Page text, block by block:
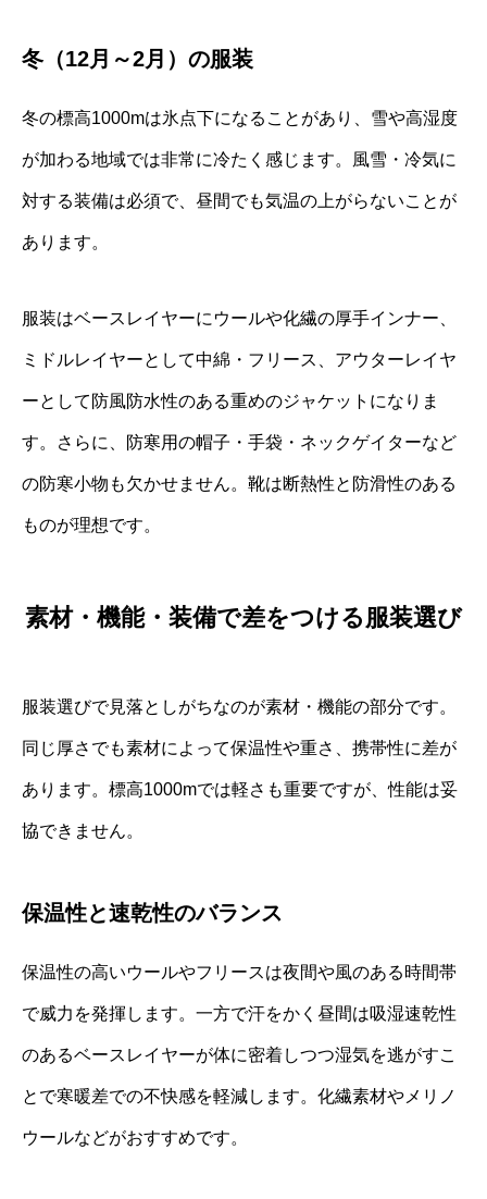
冬（12月～2月）の服装
冬の標高1000mは氷点下になることがあり、雪や高湿度
が加わる地域では非常に冷たく感じます。風雪・冷気に
対する装備は必須で、昼間でも気温の上がらないことが
あります。
服装はベースレイヤーにウールや化繊の厚手インナー、
ミドルレイヤーとして中綿・フリース、アウターレイヤ
ーとして防風防水性のある重めのジャケットになりま
す。さらに、防寒用の帽子・手袋・ネックゲイターなど
の防寒小物も欠かせません。靴は断熱性と防滑性のある
ものが理想です。
素材・機能・装備で差をつける服装選び
服装選びで見落としがちなのが素材・機能の部分です。
同じ厚さでも素材によって保温性や重さ、携帯性に差が
あります。標高1000mでは軽さも重要ですが、性能は妥
協できません。
保温性と速乾性のバランス
保温性の高いウールやフリースは夜間や風のある時間帯
で威力を発揮します。一方で汗をかく昼間は吸湿速乾性
のあるベースレイヤーが体に密着しつつ湿気を逃がすこ
とで寒暖差での不快感を軽減します。化繊素材やメリノ
ウールなどがおすすめです。